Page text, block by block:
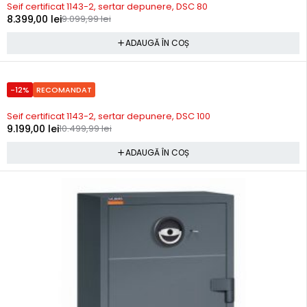
Seif certificat 1143-2, sertar depunere, DSC 80
9.099,99lei
8.399,00 lei
ADAUGĂ ÎN COȘ
-12% RECOMANDAT
Precomanda
Seif certificat 1143-2, sertar depunere, DSC 100
10.499,99lei
9.199,00 lei
ADAUGĂ ÎN COȘ